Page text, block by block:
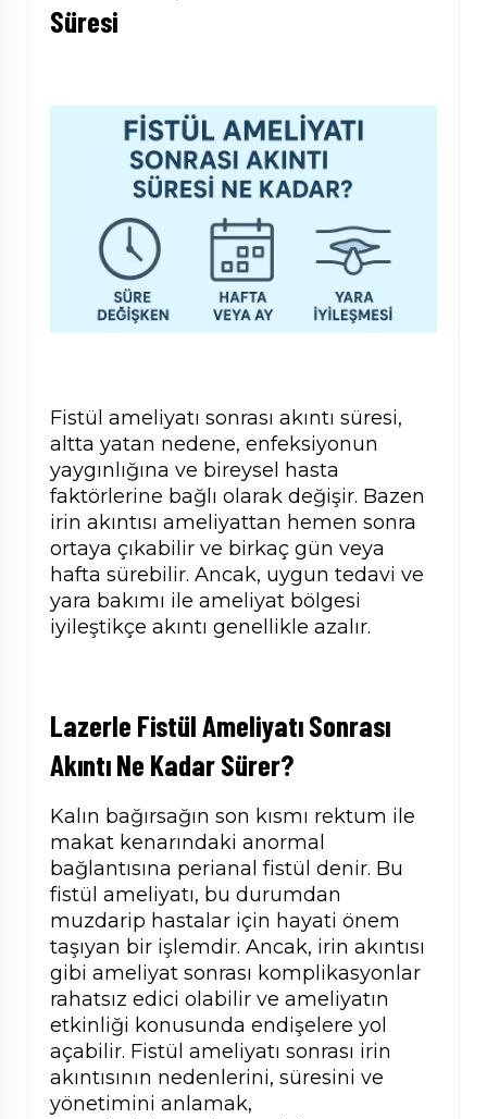
Süresi
Fistül ameliyatı sonrası akıntı süresi,
altta yatan nedene, enfeksiyonun
yaygınlığına ve bireysel hasta
faktörlerine bağlı olarak değişir. Bazen
irin akıntısı ameliyattan hemen sonra
ortaya çıkabilir ve birkaç gün veya
hafta sürebilir. Ancak, uygun tedavi ve
yara bakımı ile ameliyat bölgesi
iyileştikçe akıntı genellikle azalır.
Lazerle Fistül Ameliyatı Sonrası
Akıntı Ne Kadar Sürer?
Kalın bağırsağın son kısmı rektum ile
makat kenarındaki anormal
bağlantısına perianal fistül denir. Bu
fistül ameliyatı, bu durumdan
muzdarip hastalar için hayati önem
taşıyan bir işlemdir. Ancak, irin akıntısı
gibi ameliyat sonrası komplikasyonlar
rahatsız edici olabilir ve ameliyatın
etkinliği konusunda endişelere yol
açabilir. Fistül ameliyatı sonrası irin
akıntısının nedenlerini, süresini ve
yönetimini anlamak,